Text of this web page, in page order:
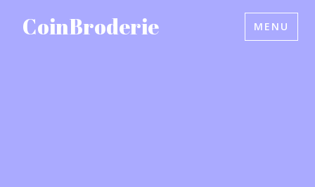
CoinBroderie MENU